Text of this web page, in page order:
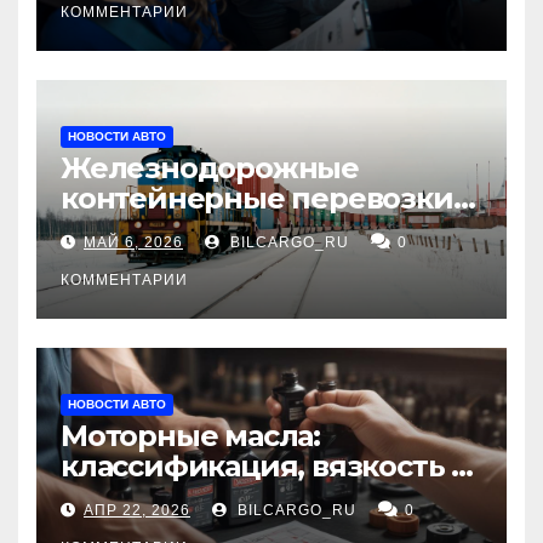
КОММЕНТАРИИ
НОВОСТИ АВТО
Железнодорожные
контейнерные перевозки
из Китая в Россию:
маршруты, сроки и
требования
МАЙ 6, 2026 BILCARGO_RU 0
КОММЕНТАРИИ
НОВОСТИ АВТО
Моторные масла:
классификация, вязкость и
рекомендации по выбору
для различных типов
АПР 22, 2026 BILCARGO_RU 0